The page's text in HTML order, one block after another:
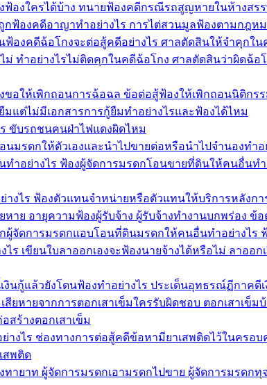
องใครได้บ้าง ทนายฟ้องคดีกรณีรถสูญหายในห้างสร
ฟ้องคดีอาญาทำอย่างไร การไต่สวนมูลฟ้องตามกฎห
องคดีฉ้อโกงจะต่อสู้คดีอย่างไร ศาลตัดสินให้จำคุกใ
ทำอย่างไรไม่ติดคุกในคดีฉ้อโกง ศาลตัดสินว่าผิดฉ้
อให้เพิกถอนการฉ้อฉล ข้อต่อสู้ฟ้องให้เพิกถอนนิติ
ต่ไม่มีเอกสารการกู้ยืมทำอย่างไรและฟ้องได้ไหม
ขับรถชนคนฝ่าไฟแดงผิดไหม
มรดกให้ตัวเองและนำไปขายต่อหรือนำไปจำนองทำอ
ำอย่างไร ฟ้องผู้จัดการมรดกโอนขายที่ดินให้คนอื่น
งไร ฟ้องตัวแทนจำหน่ายหรือตัวแทนให้บริการหลังก
าย อายุความฟ้องผู้รับจ้าง ผู้รับจ้างทำงานบกพร่อง ข้
จัดการมรดกแอบโอนที่ดินมรดกให้คนอื่นทำอย่างไร
ร เขียนใบลาออกเองจะฟ้องนายจ้างได้หรือไม่ ลาอ
นกู้แล้วยังโดนฟ้องทำอย่างไร ประเด็นอุทธรณ์ฏีกาคดี
ยหายจากการตอกเสาเข็มใครรับผิดชอบ ตอกเสาเข็
สร้างตอกเสาเข็ม
งไร ช่องทางการต่อสู้คดีข้อหามียาเสพติดไว้ในครอ
สพติด
ายาท ผู้จัดการมรดกเอามรดกไปขาย ผู้จัดการมรดก